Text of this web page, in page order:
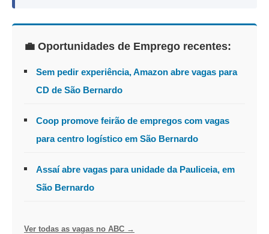
💼 Oportunidades de Emprego recentes:
Sem pedir experiência, Amazon abre vagas para
CD de São Bernardo
Coop promove feirão de empregos com vagas
para centro logístico em São Bernardo
Assaí abre vagas para unidade da Pauliceia, em
São Bernardo
Ver todas as vagas no ABC →